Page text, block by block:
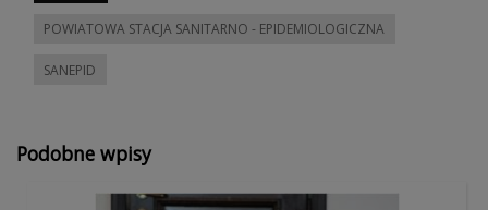
POWIATOWA STACJA SANITARNO - EPIDEMIOLOGICZNA
SANEPID
Podobne wpisy